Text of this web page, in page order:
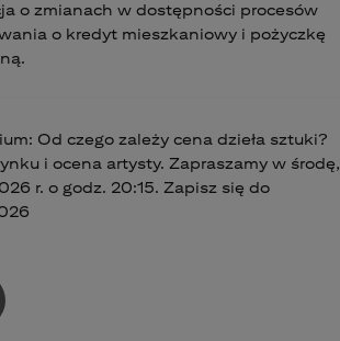
o zmianach w dostępności procesów
o kredyt mieszkaniowy i pożyczkę
Od czego zależy cena dzieła sztuki?
i ocena artysty. Zapraszamy w środę,
r. o godz. 20:15. Zapisz się do